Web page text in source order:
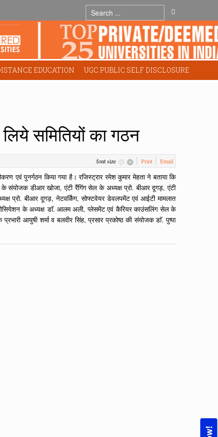
EDUCATION UGC PUBLIC SELF DISCLOSURE
लिये समितियों का गठन
font size Print Email
एवं पुनर्गठन किया गया है। रजिस्ट्रार रमेश कुमार मेहता ने बताया कि
संयोजक डीआर खोजा, एंटी रैंगिंग सेल के अध्यक्ष प्रो. बीआर दूगड़, एंटी
प्रो. बीआर दूगड़, नेटवर्किंग, सोफ्टवेयर डेवलपमेंट एवं आईटी मामलात
एसोसियेशन के अध्यक्ष डाॅ. आलम अली, प्लेसमेंट एवं कैरियर काउंसलिंग सेल के
आयुषी शर्मा व बलवीर सिंह, प्रसार प्रकोष्ठ की संयोजक डाॅ. पुष्पा